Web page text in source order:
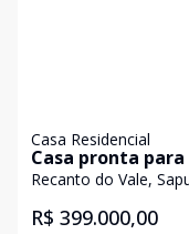
Casa Residencial
Casa pronta
Recanto do Vale,
R$ 399.000,00